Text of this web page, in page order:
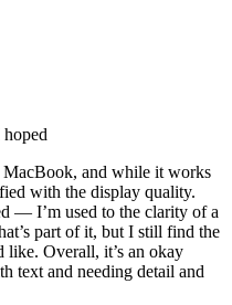
and while it works
with the display quality.
— I’m used to the clarity of a
part of it, but I still find the
like. Overall, it’s an okay
text and needing detail and